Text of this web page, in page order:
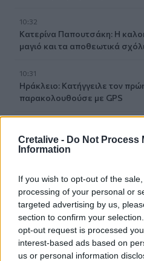
Cretalive - Do Not Process
Information
If you wish to opt-out of the
processing of your personal or
targeted advertising by us,
section to confirm your
opt-out request is processed
interest-based ads based on
us or personal information
10:32
Κατερίνα Παπουτσάκη: Η
μαγιό και τα αποθεωτικά
10:31
Ηράκλειο: Κατήγγειλε τον
παρακολουθούσε με GPS
ΒΟΑΚ: Σεπτέμβριο η παράδοση
τμήματος Νεάπολη - Άγιος
10:23
Καρυστιανού για τις
εκβιασμούς - Δεν ήταν όλοι
10:22
ΠΟΓΕΔΥ: Απάντηση στις
πρόληψη δεν καταργεί τον